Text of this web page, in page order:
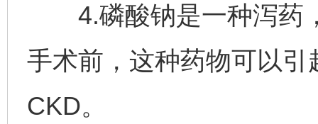
4.磷酸钠是一种泻药
手术前，这种药物可以
CKD。
完善运行机制助力责任有效落实 一纸欠